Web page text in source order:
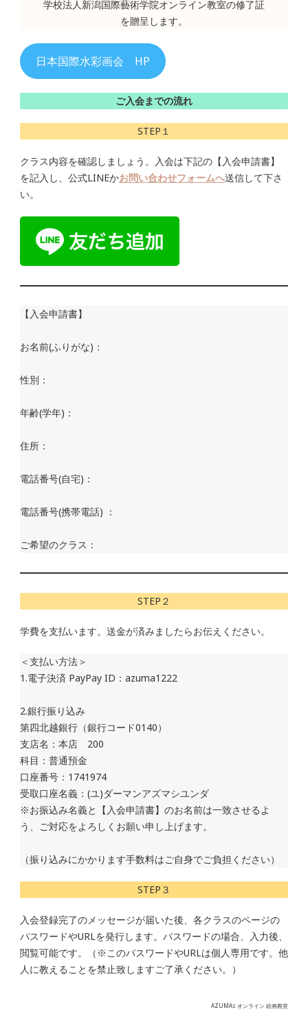
学校法人新潟国際藝術学院オンライン教室の修了証
を贈呈します。
日本国際水彩画会 HP
ご入会までの流れ
STEP１
クラス内容を確認しましょう。入会は下記の【入会申請書】
を記入し、公式LINEかお問い合わせフォームへ送信して下さ
い。
【入会申請書】
お名前(ふりがな)：
性別：
年齢(学年)：
住所：
電話番号(自宅)：
電話番号(携帯電話) ：
ご希望のクラス：
STEP２
学費を支払います。送金が済みましたらお伝えください。
＜支払い方法＞
1.電子決済 PayPay ID：azuma1222
2.銀行振り込み
第四北越銀行（銀行コード0140）
支店名：本店 200
科目：普通預金
口座番号：1741974
受取口座名義：(ユ)ダーマンアズマシユンダ
※お振込み名義と【入会申請書】のお名前は一致させるよ
う、ご対応をよろしくお願い申し上げます。
（振り込みにかかります手数料はご自身でご負担ください）
STEP３
入会登録完了のメッセージが届いた後、各クラスのページの
パスワードやURLを発行します。パスワードの場合、入力後、
閲覧可能です。（※このパスワードやURLは個人専用です。他
人に教えることを禁止致しますご了承ください。）
AZUMAs オンライン 絵画教室